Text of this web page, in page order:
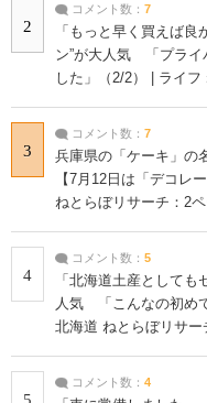
2
コメント数： 7
「もっと早く買えば
ン”が大人気 「プライ
した」（2/2） | ライフ
3
コメント数： 7
兵庫県の「ケーキ」の
【7月12日は「デコレ
ねとらぼリサーチ：2ペ
4
コメント数： 5
「北海道土産としても
人気 「こんなの初め
北海道 ねとらぼリサー
5
コメント数： 4